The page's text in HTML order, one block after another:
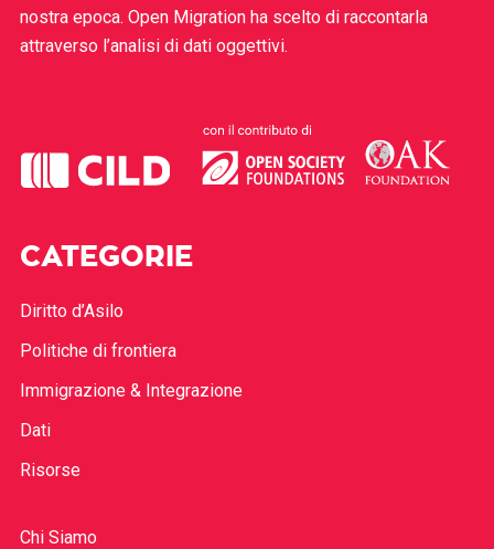
nostra epoca. Open Migration ha scelto di raccontarla
attraverso l’analisi di dati oggettivi.
CATEGORIE
Diritto d’Asilo
Politiche di frontiera
Immigrazione & Integrazione
Dati
Risorse
Chi Siamo